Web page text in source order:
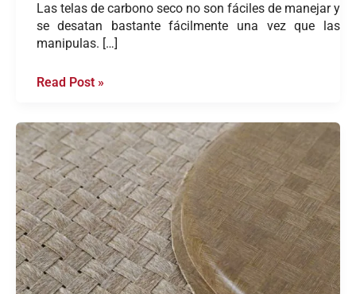
Las telas de carbono seco no son fáciles de manejar y
se desatan bastante fácilmente una vez que las
manipulas. […]
Read Post »
Soluciones
naturales
para
aplicaciones
compuestas